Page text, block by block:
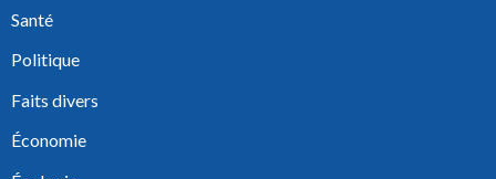
Santé
Politique
Faits divers
Économie